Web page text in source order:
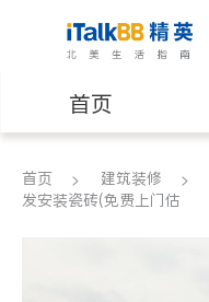
首页
医生
首页 建筑装修
发安装瓷砖(免费上门估